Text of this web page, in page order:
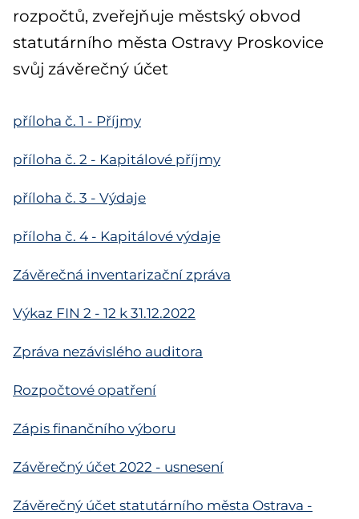
rozpočtů, zveřejňuje městský obvod
statutárního města Ostravy Proskovice
svůj závěrečný účet
příloha č. 1 - Příjmy
příloha č. 2 - Kapitálové příjmy
příloha č. 3 - Výdaje
příloha č. 4 - Kapitálové výdaje
Závěrečná inventarizační zpráva
Výkaz FIN 2 - 12 k 31.12.2022
Zpráva nezávislého auditora
Rozpočtové opatření
Zápis finančního výboru
Závěrečný účet 2022 - usnesení
Závěrečný účet statutárního města Ostrava -